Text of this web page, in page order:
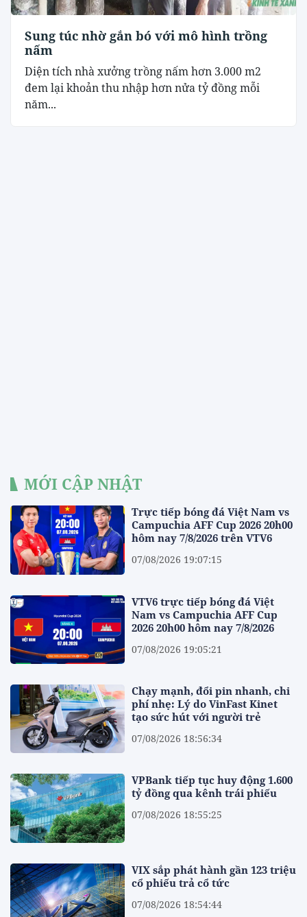
Sung túc nhờ gắn bó với mô hình trồng
nấm
Diện tích nhà xưởng trồng nấm hơn 3.000 m2
đem lại khoản thu nhập hơn nửa tỷ đồng mỗi
năm...
MỚI CẬP NHẬT
Trực tiếp bóng đá Việt Nam vs
Campuchia AFF Cup 2026 20h00
hôm nay 7/8/2026 trên VTV6
07/08/2026 19:07:15
VTV6 trực tiếp bóng đá Việt
Nam vs Campuchia AFF Cup
2026 20h00 hôm nay 7/8/2026
07/08/2026 19:05:21
Chạy mạnh, đổi pin nhanh, chi
phí nhẹ: Lý do VinFast Kinet
tạo sức hút với người trẻ
07/08/2026 18:56:34
VPBank tiếp tục huy động 1.600
tỷ đồng qua kênh trái phiếu
07/08/2026 18:55:25
VIX sắp phát hành gần 123 triệu
cổ phiếu trả cổ tức
07/08/2026 18:54:44